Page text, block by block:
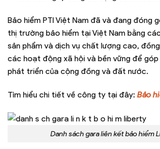
Bảo hiểm PTI Việt Nam đã và đang đóng
thị trường bảo hiểm tại Việt Nam bằng
sản phẩm và dịch vụ chất lượng cao,
các hoạt động xã hội và bền vững để
phát triển của cộng đồng và đất nước.
Tìm hiểu chi tiết về công ty tại đây: Bảo
Danh sách gara liên kết bảo hiểm